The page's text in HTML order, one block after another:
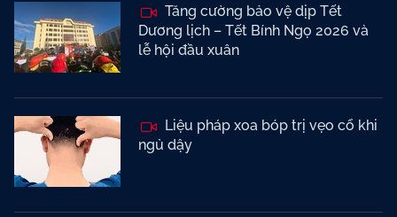
Tăng cường bảo vệ dịp Tết
Dương lịch – Tết Bính Ngọ 2026 và
lễ hội đầu xuân
Liệu pháp xoa bóp trị vẹo cổ khi
ngủ dậy